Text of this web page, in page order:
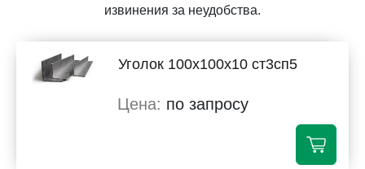
извинения за неудобства.
Уголок 100х100х10 ст3сп5
по запросу